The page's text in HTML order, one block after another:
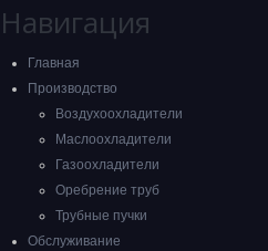
Навигация
Главная
Производство
Воздухоохладители
Маслоохладители
Газоохладители
Оребрение труб
Трубные пучки
Обслуживание